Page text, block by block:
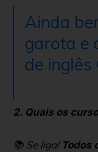
Ainda
garota e
de inglês
2. Quais os
📚 Se liga! Todos